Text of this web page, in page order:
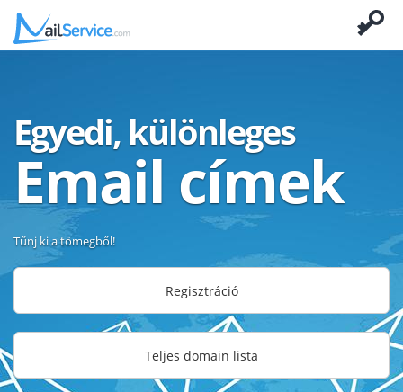
Egyedi, különleges
Email címek
Tűnj ki a tömegből!
Regisztráció
Teljes domain lista